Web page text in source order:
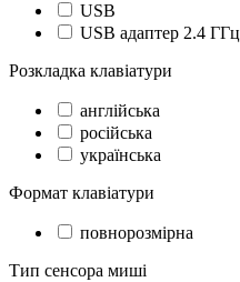
USB
USB адаптер 2.4 ГГц
Розкладка клавіатури
англійська
російська
українська
Формат клавіатури
повнорозмірна
Тип сенсора миші